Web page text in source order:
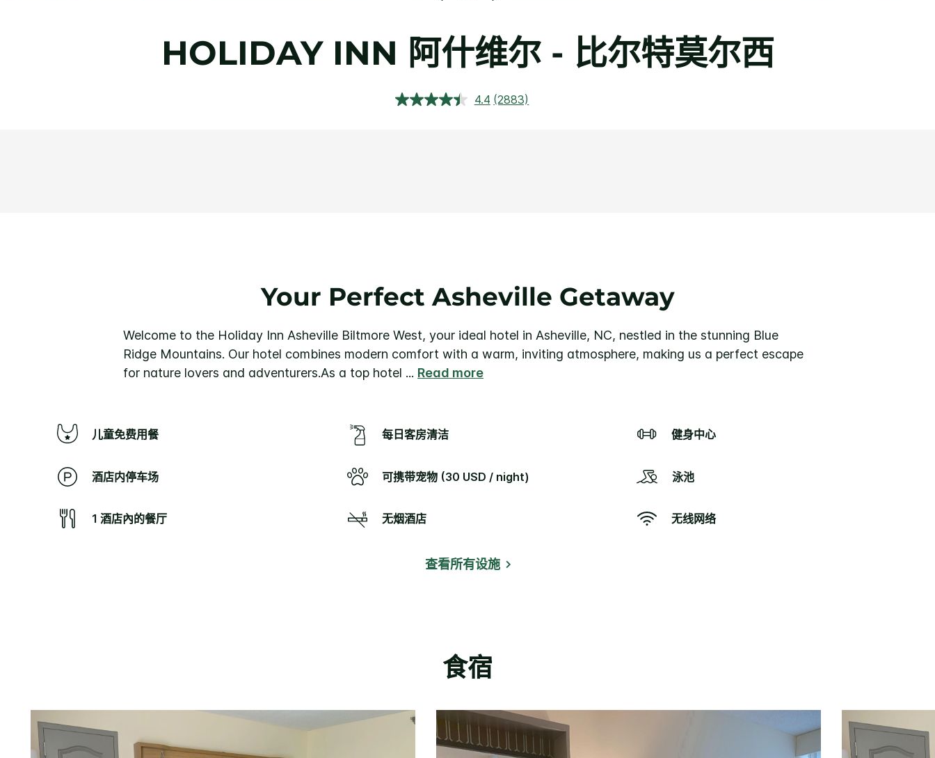
HOLIDAY INN 阿什维尔 - 比尔特莫尔西
4.4 阅
(2883)
Your Perfect Asheville Getaway
Welcome to the Holiday Inn Asheville Biltmore West, your ideal hotel in Asheville, NC, nestled in the stunning Blue
Ridge Mountains. Our hotel combines modern comfort with a warm, inviting atmosphere, making us a perfect escape
for nature lovers and adventurers.As a top hotel ... Read more
儿童免费用餐 每日客房清洁 健身中心
酒店内停车场 可携带宠物 (30 USD / night) 泳池
1 酒店內的餐厅 无烟酒店 无线网络
查看所有设施
食宿